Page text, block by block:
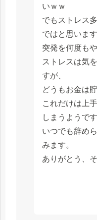
いｗｗ
でもストレス
ではと思います
突発を何度も
ストレスは気
すが、
どうもお金は
これだけは上
しまうようで
いつでも辞め
みます。
ありがとう、